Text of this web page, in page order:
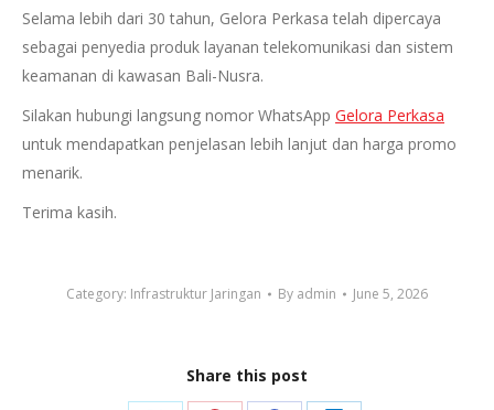
Selama lebih dari 30 tahun, Gelora Perkasa telah dipercaya
sebagai penyedia produk layanan telekomunikasi dan sistem
keamanan di kawasan Bali-Nusra.
Silakan hubungi langsung nomor WhatsApp Gelora Perkasa
untuk mendapatkan penjelasan lebih lanjut dan harga promo
menarik.
Terima kasih.
Category: Infrastruktur Jaringan By admin June 5, 2026
Share this post